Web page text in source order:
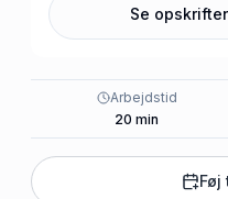
Se
Arbejdstid
20 min
Føj